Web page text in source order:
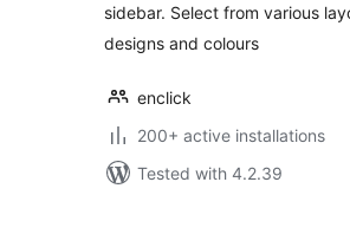
sidebar. Select from various
designs and colours
enclick
200+ active installations
Tested with 4.2.39